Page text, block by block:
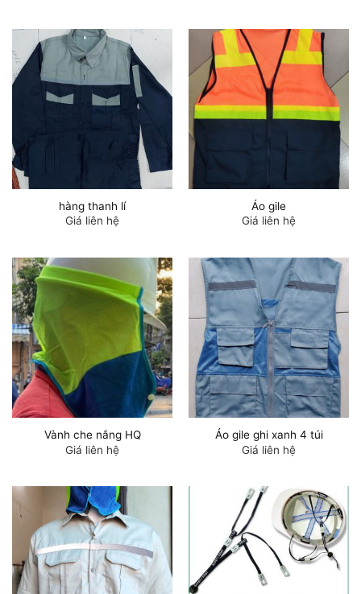
hàng thanh lí
Giá liên hệ
Áo gile
Giá liên hệ
Vành che nắng HQ
Giá liên hệ
Áo gile ghi xanh 4 túi
Giá liên hệ